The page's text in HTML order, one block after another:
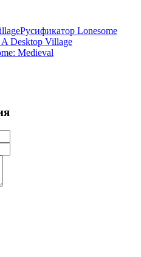
Русификатор Lonesome
Desktop Village
Medieval